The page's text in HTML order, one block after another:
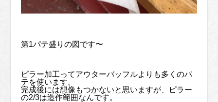
第1パテ盛りの図です〜
ピラー加工ってアウターバッフルよりも多くのパ
テを使います。
完成後には想像もつかないと思いますが、ピラー
の2/3は造作範囲なんです。